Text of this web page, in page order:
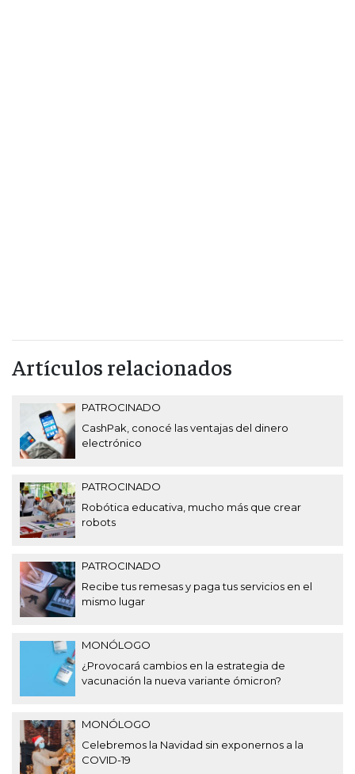
Artículos relacionados
PATROCINADO
CashPak, conocé las ventajas del dinero
electrónico
PATROCINADO
Robótica educativa, mucho más que crear
robots
PATROCINADO
Recibe tus remesas y paga tus servicios en el
mismo lugar
MONÓLOGO
¿Provocará cambios en la estrategia de
vacunación la nueva variante ómicron?
MONÓLOGO
Celebremos la Navidad sin exponernos a la
COVID-19